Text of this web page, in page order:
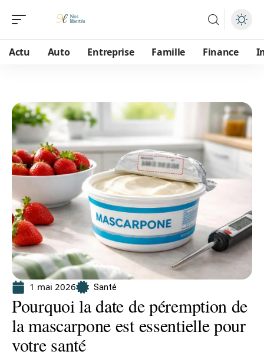
Actu Auto Entreprise Famille Finance
1 mai 2026 Santé
Pourquoi la date de péremption de
la mascarpone est essentielle pour
votre santé